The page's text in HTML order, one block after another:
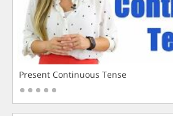
Present Continuous Tense